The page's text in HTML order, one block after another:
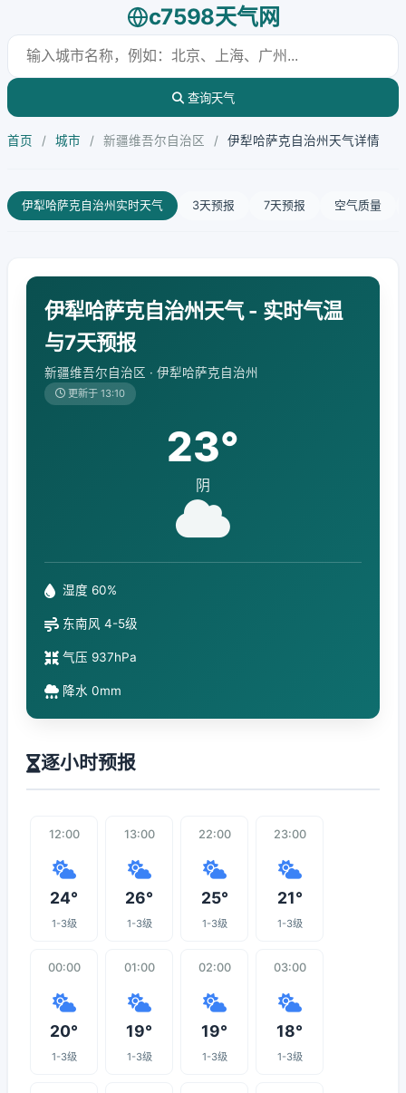
c7598天气网
查询天气
首页 / 城市 / 新疆维吾尔自治区 / 伊犁哈萨克自治州天气详情
伊犁哈萨克自治州实时天气 3天预报 7天预报 空气质量
伊犁哈萨克自治州天气 - 实时气温
与7天预报
新疆维吾尔自治区 · 伊犁哈萨克自治州
更新于 13:10
23°
阴
湿度 60%
东南风 4-5级
气压 937hPa
降水 0mm
逐小时预报
12:00
24°
1-3级
13:00
26°
1-3级
22:00
25°
1-3级
23:00
21°
1-3级
00:00
20°
1-3级
01:00
19°
1-3级
02:00
19°
1-3级
03:00
18°
1-3级